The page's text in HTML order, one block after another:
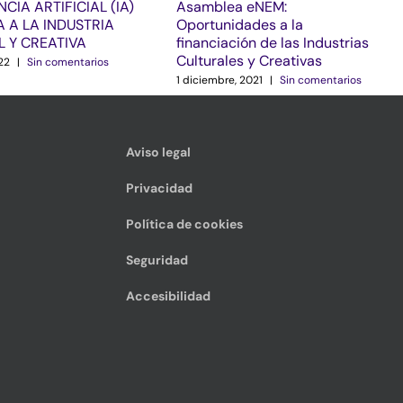
ARTIFICIAL (IA)
A LA INDUSTRIA
Y CREATIVA
| Sin comentarios
Asamblea eNEM:
Oportunidades a la
financiación de las Industrias
Culturales y Creativas
1 diciembre, 2021 | Sin comentarios
Aviso legal
Privacidad
Política de cookies
Seguridad
Accesibilidad